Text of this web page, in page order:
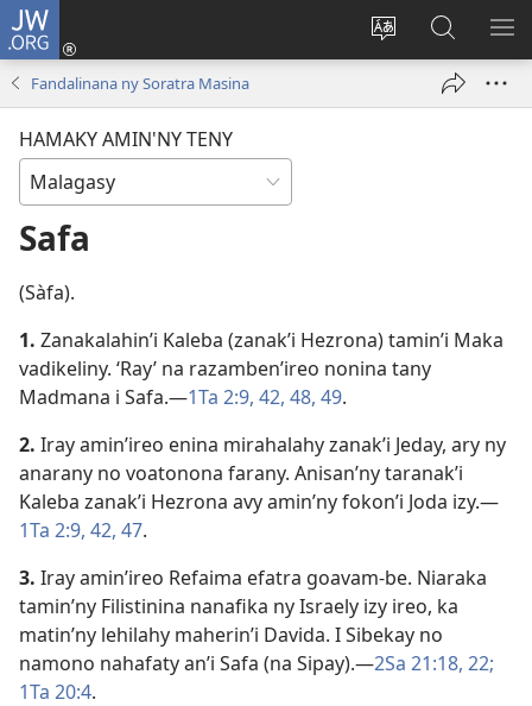
JW.ORG
Hiova
Hiditra
(manokatra
ato
Amin’ny
Fandalinana ny Soratra Masina
HAMAKY AMIN'NY TENY
Safa
(Sàfa).
1. Zanakalahin’i Kaleba (zanak’i Hezrona) tamin’i Maka
vadikeliny. ‘Ray’ na razamben’ireo nonina tany
Madmana i Safa.​—1Ta 2:9, 42, 48, 49.
2. Iray amin’ireo enina mirahalahy zanak’i Jeday, ary ny
anarany no voatonona farany. Anisan’ny taranak’i
Kaleba zanak’i Hezrona avy amin’ny fokon’i Joda izy.​—
1Ta 2:9, 42, 47.
3. Iray amin’ireo Refaima efatra goavam-be. Niaraka
tamin’ny Filistinina nanafika ny Israely izy ireo, ka
matin’ny lehilahy maherin’i Davida. I Sibekay no
namono nahafaty an’i Safa (na Sipay).​—2Sa 21:18, 22;
1Ta 20:4.